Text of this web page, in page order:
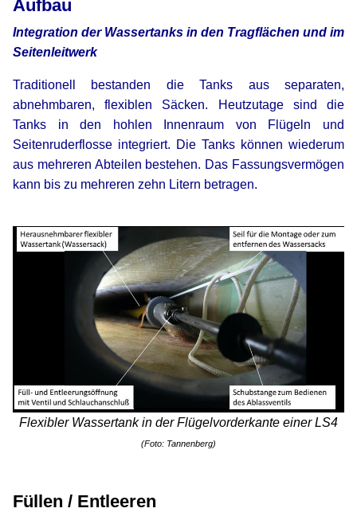
Aufbau
Integration der Wassertanks in den Tragflächen und im
Seitenleitwerk
Traditionell bestanden die Tanks aus separaten,
abnehmbaren, flexiblen Säcken. Heutzutage sind die
Tanks in den hohlen Innenraum von Flügeln und
Seitenruderflosse integriert. Die Tanks können wiederum
aus mehreren Abteilen bestehen. Das Fassungsvermögen
kann bis zu mehreren zehn Litern betragen.
Flexibler Wassertank in der Flügelvorderkante einer LS4
(Foto: Tannenberg)
Füllen / Entleeren